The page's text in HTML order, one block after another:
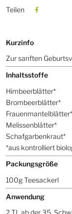
Teilen
Kurzinfo
Zur sanften
Inhaltsstoffe
Himbeerblätter*
Brombeerblätter*
Frauenmantelblätter*
Melissenblätter*
Schafgarbenkraut*
*aus kontrolliert
Packungsgröße
100g Teesackerl
Anwendung